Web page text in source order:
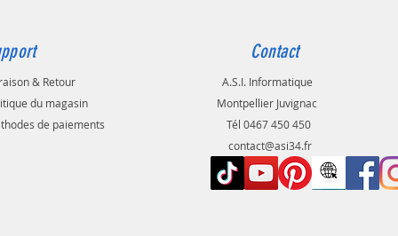
& Retour
du magasin
de paiements
Contact
A.S.I. Informatique
Montpellier Juvignac
Tél 0467 450 450
contact@asi34.fr